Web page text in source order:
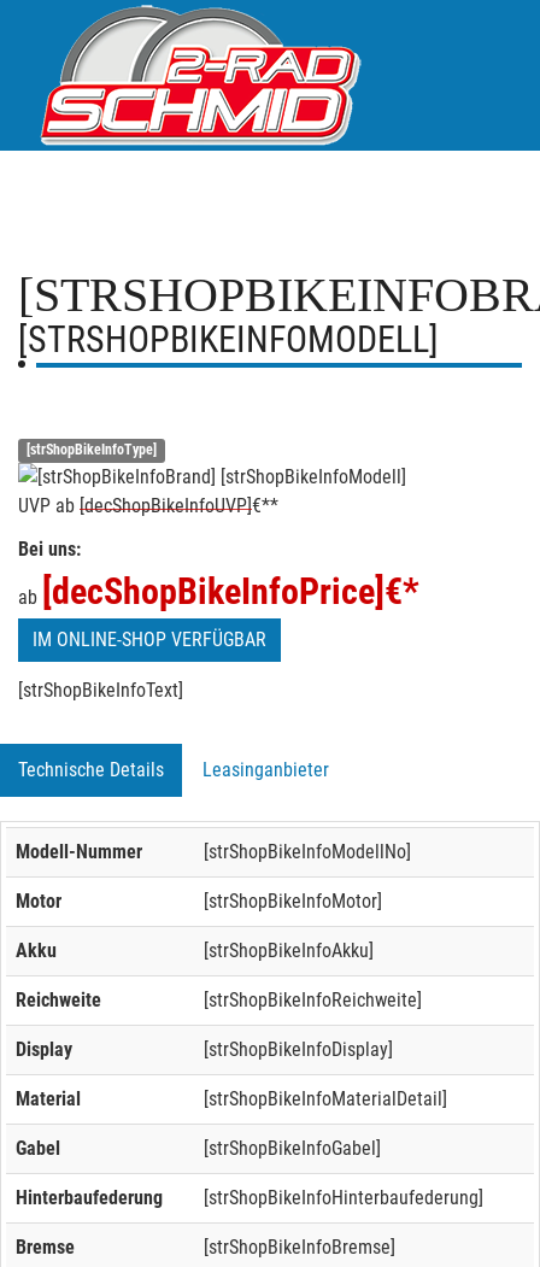
[STRSHOPBIKEINFOMODELL]
[strShopBikeInfoType]
UVP ab [decShopBikeInfoUVP]€**
Bei uns:
ab [decShopBikeInfoPrice] €*
IM ONLINE-SHOP VERFÜGBAR
[strShopBikeInfoText]
Technische Details Leasinganbieter
Modell-Nummer [strShopBikeInfoModellNo]
Motor [strShopBikeInfoMotor]
Akku [strShopBikeInfoAkku]
Reichweite [strShopBikeInfoReichweite]
Display [strShopBikeInfoDisplay]
Material [strShopBikeInfoMaterialDetail]
Gabel [strShopBikeInfoGabel]
Hinterbaufederung [strShopBikeInfoHinterbaufederung]
Bremse [strShopBikeInfoBremse]